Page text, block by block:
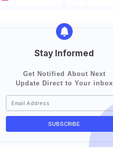
Stay Informed
Get Notified About Next
Update Direct to Your inbox